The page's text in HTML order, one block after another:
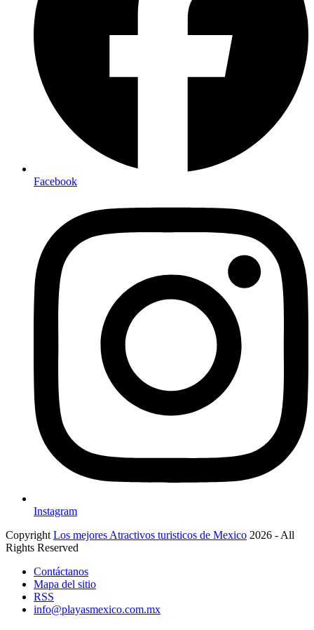
Facebook
Instagram
Copyright Los mejores Atractivos turisticos de Mexico 2026 - All
Rights Reserved
Contáctanos
Mapa del sitio
RSS
info@playasmexico.com.mx